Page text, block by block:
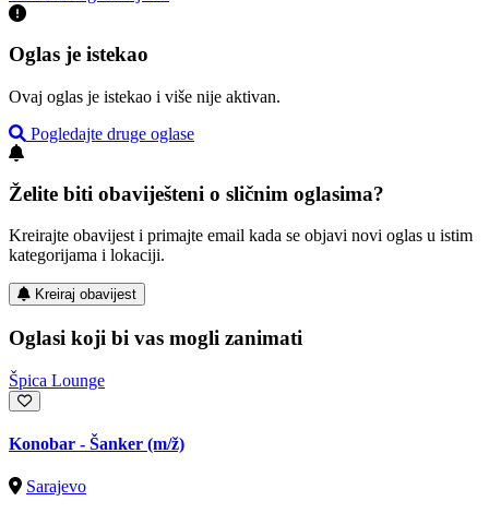
Oglas je istekao
Ovaj oglas je istekao i više nije aktivan.
Pogledajte druge oglase
Želite biti obaviješteni o sličnim oglasima?
Kreirajte obavijest i primajte email kada se objavi novi oglas u istim
kategorijama i lokaciji.
Kreiraj obavijest
Oglasi koji bi vas mogli zanimati
Špica Lounge
Konobar - Šanker (m/ž)
Sarajevo